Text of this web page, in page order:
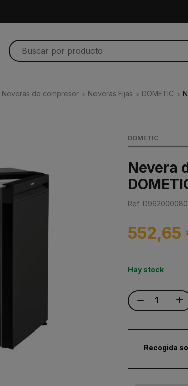
Neveras de compresor Neveras Fijas DOMETIC
DOMETIC
Nevera
Ref:
552,65
Hay stock
Recogida